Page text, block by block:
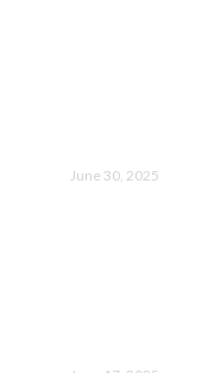
June 30, 2025